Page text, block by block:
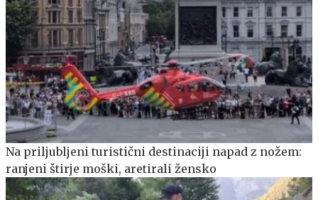
Na priljubljeni turistični destinaciji napad z nožem:
ranjeni štirje moški, aretirali žensko